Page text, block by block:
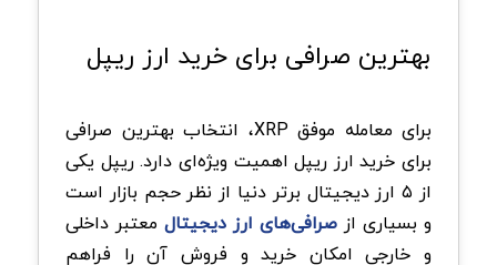
بهترین صرافی برای خرید ارز ریپل
برای معامله موفقXRP، انتخاب بهترین صرافی
برای خرید ارز ریپل اهمیت ویژه‌ای دارد. ریپل یکی
از ۵ ارز دیجیتال برتر دنیا از نظر حجم بازار است
و بسیاری از صرافی‌های ارز دیجیتال معتبر داخلی
و خارجی امکان خرید و فروش آن را فراهم